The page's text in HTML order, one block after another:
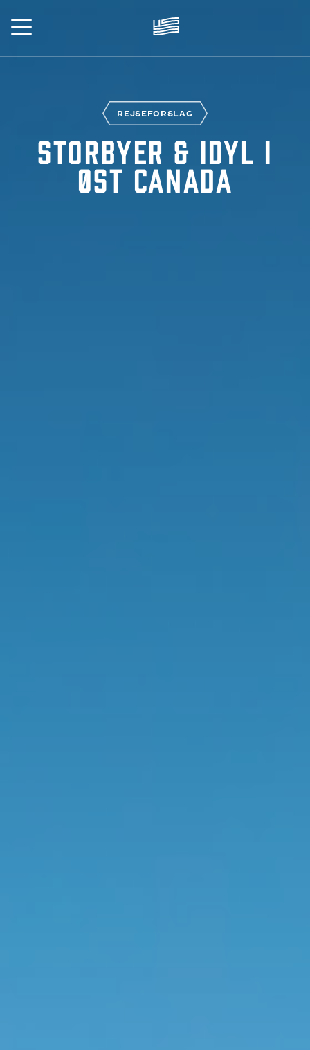
to
main
REJSEFORSLAG
Storbyer & idyl i
Øst Canada